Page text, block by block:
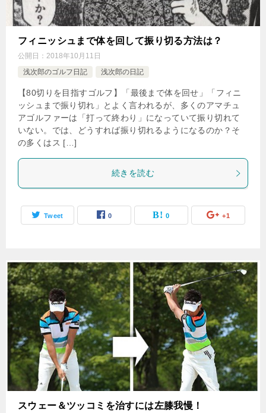
フィニッシュまで体を回して振り切る方法は？
公開日： 2018年10月11日
浅次郎のゴルフ日記
浅次郎の日記
【80切りを目指すゴルフ】「最後まで体を回せ」「フィニ
ッシュまで振り切れ」とよく言われるが、多くのアマチュ
アゴルファーは「打って終わり」になっていて振り切れて
いない。では、どうすれば振り切れるようになるのか？そ
の多くはス […]
続きを読む
Tweet 0 0 +1
スウェー＆ツッコミを治すには左膝我慢！